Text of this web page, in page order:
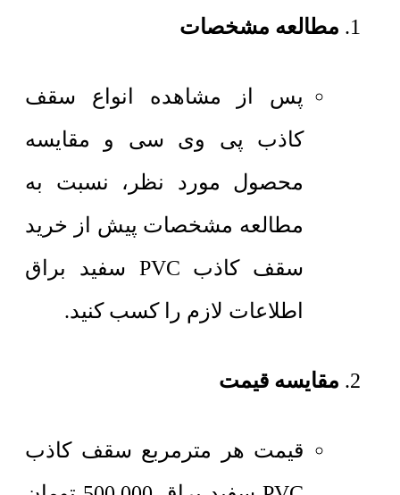
مطالعه مشخصات
پس از مشاهده انواع سقف
کاذب پی وی سی و مقایسه
محصول مورد نظر، نسبت به
مطالعه مشخصات پیش از خرید
سقف کاذب PVC سفید براق
اطلاعات لازم را کسب کنید.
مقایسه قیمت
قیمت هر مترمربع سقف کاذب